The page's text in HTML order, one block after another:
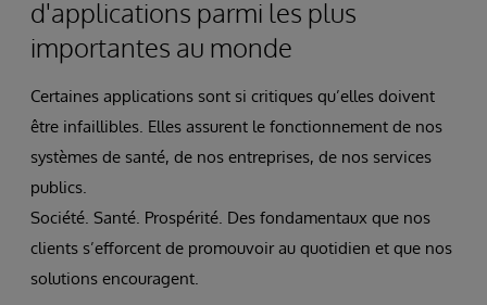
d'applications parmi les plus
importantes au monde
Certaines applications sont si critiques qu’elles doivent
être infaillibles. Elles assurent le fonctionnement de nos
systèmes de santé, de nos entreprises, de nos services
publics.
Société. Santé. Prospérité. Des fondamentaux que nos
clients s’efforcent de promouvoir au quotidien et que nos
solutions encouragent.